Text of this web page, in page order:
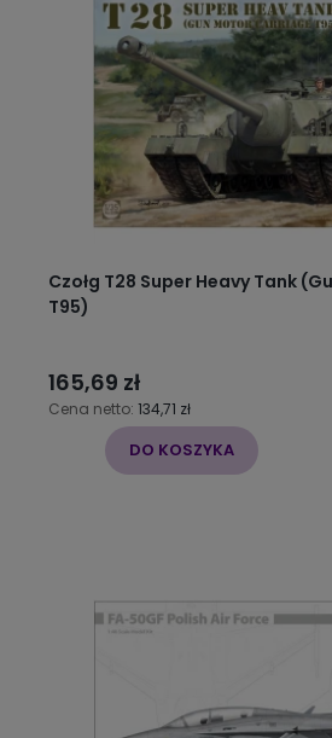
Czołg T28 Super Heavy Tank
T95)
165,69 zł
Cena netto: 134,71 zł
DO KOSZYKA